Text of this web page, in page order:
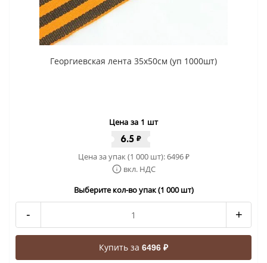
Георгиевская лента 35x50cм (уп 1000шт)
Цена за 1 шт
6.5 ₽
Цена за упак (1 000 шт):6496₽
вкл. НДС
Выберите кол-во упак (1 000 шт)
- +
Купить за 6496 ₽